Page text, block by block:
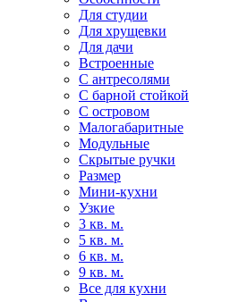
Для студии
Для хрущевки
Для дачи
Встроенные
С антресолями
С барной стойкой
С островом
Малогабаритные
Модульные
Скрытые ручки
Размер
Мини-кухни
Узкие
3 кв. м.
5 кв. м.
6 кв. м.
9 кв. м.
Все для кухни